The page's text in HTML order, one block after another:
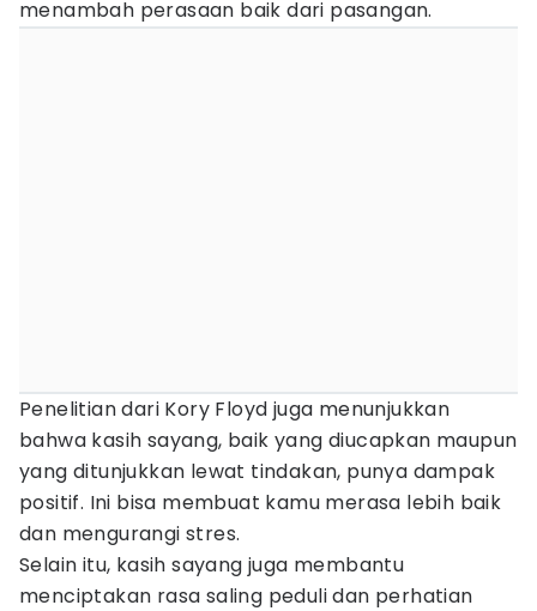
menambah perasaan baik dari pasangan.
Penelitian dari Kory Floyd juga menunjukkan
bahwa kasih sayang, baik yang diucapkan maupun
yang ditunjukkan lewat tindakan, punya dampak
positif. Ini bisa membuat kamu merasa lebih baik
dan mengurangi stres.
Selain itu, kasih sayang juga membantu
menciptakan rasa saling peduli dan perhatian